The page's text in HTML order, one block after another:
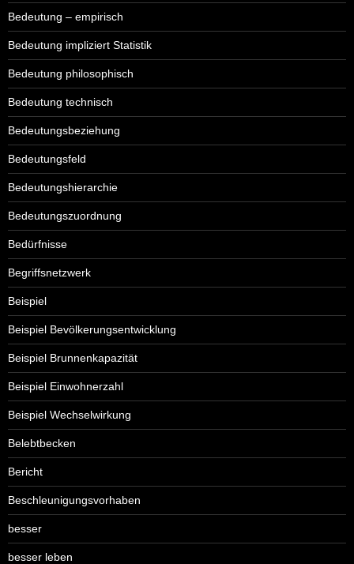
Bedeutung – empirisch
Bedeutung impliziert Statistik
Bedeutung philosophisch
Bedeutung technisch
Bedeutungsbeziehung
Bedeutungsfeld
Bedeutungshierarchie
Bedeutungszuordnung
Bedürfnisse
Begriffsnetzwerk
Beispiel
Beispiel Bevölkerungsentwicklung
Beispiel Brunnenkapazität
Beispiel Einwohnerzahl
Beispiel Wechselwirkung
Belebtbecken
Bericht
Beschleunigungsvorhaben
besser
besser leben